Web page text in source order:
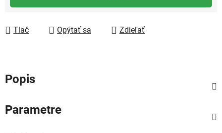
Tlač Opýtať sa Zdieľať
Popis
Parametre